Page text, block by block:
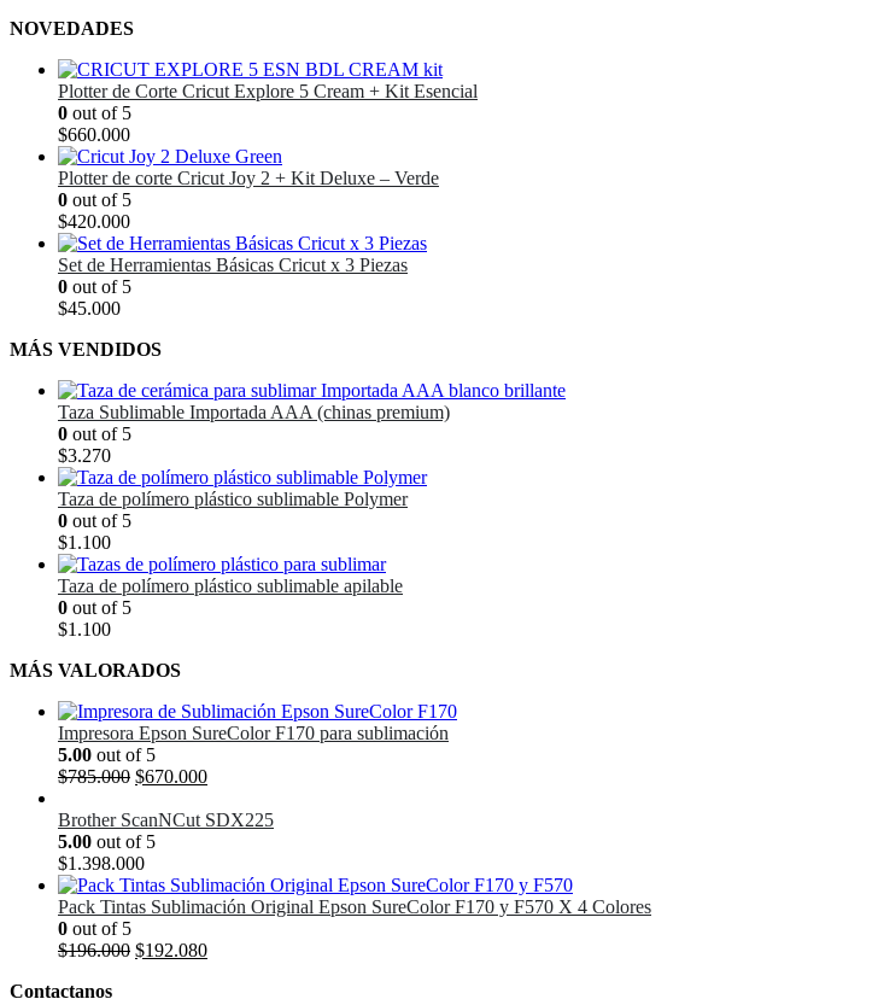
NOVEDADES
Plotter de Corte Cricut Explore 5 Cream + Kit Esencial
0 out of 5
$660.000
Plotter de corte Cricut Joy 2 + Kit Deluxe – Verde
0 out of 5
$420.000
Set de Herramientas Básicas Cricut x 3 Piezas
0 out of 5
$45.000
MÁS VENDIDOS
Taza Sublimable Importada AAA (chinas premium)
0 out of 5
$3.270
Taza de polímero plástico sublimable Polymer
0 out of 5
$1.100
Taza de polímero plástico sublimable apilable
0 out of 5
$1.100
MÁS VALORADOS
Impresora Epson SureColor F170 para sublimación
5.00 out of 5
$785.000 El
original
era:
$785.000.
$670.000El
actual
Brother ScanNCut SDX225
5.00 out of 5
$1.398.000
Pack Tintas Sublimación Original Epson SureColor F170 y F570 X 4 Colores
0 out of 5
$196.000 El
$192.080El
Contactanos